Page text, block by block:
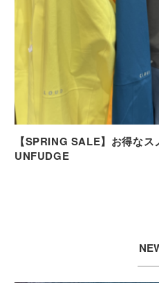
【SPRING SALE】お得なス
UNFUDGE